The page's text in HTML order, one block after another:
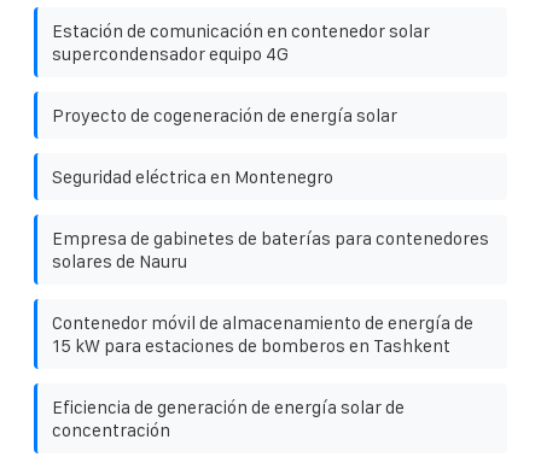
Estación de comunicación en contenedor solar
supercondensador equipo 4G
Proyecto de cogeneración de energía solar
Seguridad eléctrica en Montenegro
Empresa de gabinetes de baterías para contenedores
solares de Nauru
Contenedor móvil de almacenamiento de energía de
15 kW para estaciones de bomberos en Tashkent
Eficiencia de generación de energía solar de
concentración